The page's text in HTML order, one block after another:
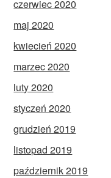
czerwiec 2020
maj 2020
kwiecień 2020
marzec 2020
luty 2020
styczeń 2020
grudzień 2019
listopad 2019
październik 2019